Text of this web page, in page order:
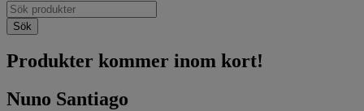
Produkter kommer inom kort!
Nuno Santiago